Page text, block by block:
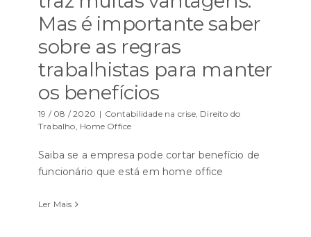
Mas é importante saber
sobre as regras
trabalhistas para manter
os benefícios
19 / 08 / 2020 | Contabilidade na crise, Direito do
Trabalho, Home Office
Saiba se a empresa pode cortar benefício de
funcionário que está em home office
Ler Mais